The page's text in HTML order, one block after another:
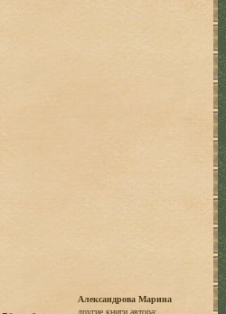
Александрова Марина
другие книги автора: